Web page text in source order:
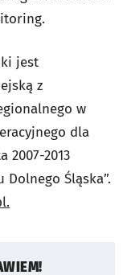
jest
z
w
dla
2007-2013
Dolnego Śląska”.